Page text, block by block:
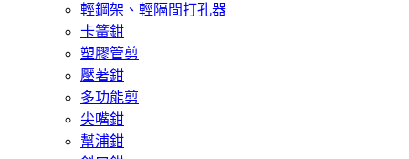
輕鋼架、輕隔間打孔器
卡簧鉗
塑膠管剪
壓著鉗
多功能剪
尖嘴鉗
幫浦鉗